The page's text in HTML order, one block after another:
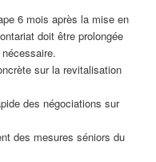
6 mois après la mise en
doit être prolongée
sur la revitalisation
des négociations sur
des mesures séniors du